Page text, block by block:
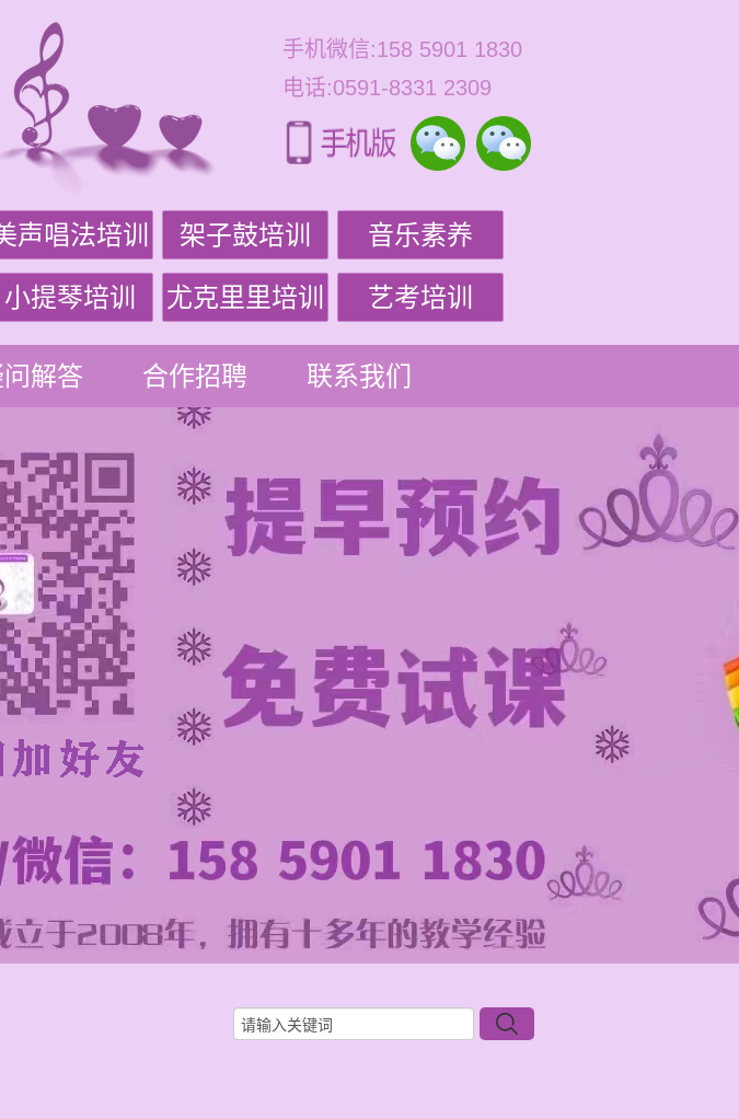
手机微信:158 5901 1830
电话:0591-8331 2309
声唱法培训 架子鼓培训 音乐素养
小提琴培训 尤克里里培训 艺考培训
解答 合作招聘 联系我们